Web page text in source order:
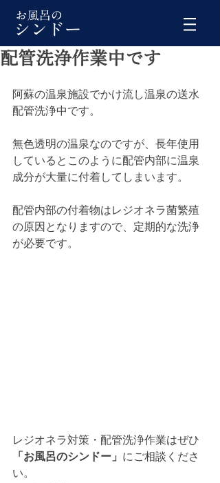
配管洗浄作業中です
阿蘇の温泉施設でかけ流し温泉の送水
配管洗浄中です。
無色透明の温泉なのですが、長年使用
しているとこのように配管内部に温泉
成分が大量に付着してしまいます。
配管内部の付着物はレジオネラ菌繁殖
の原因となりますので、定期的な洗浄
が必要です。
レジオネラ対策・配管洗浄作業はぜひ
「お風呂のシンドー」 にご相談くださ
い。